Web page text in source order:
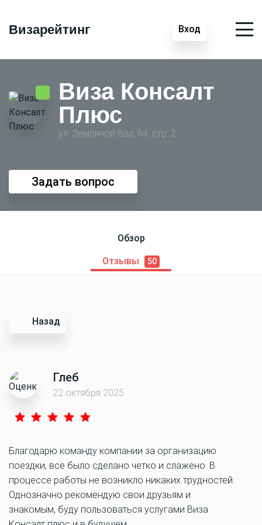
Визарейтинг Вход
Виза Консалт
Плюс
ул. Земляной Вал, 64, стр. 2
Задать вопрос
Обзор
Отзывы 50
Назад
Глеб
22 октября 2025
Благодарю команду компании за организацию
поездки, все было сделано четко и слажено. В
процессе работы не возникло никаких трудностей.
Однозначно рекомендую свои друзьям и
знакомым, буду пользоваться услугами Виза